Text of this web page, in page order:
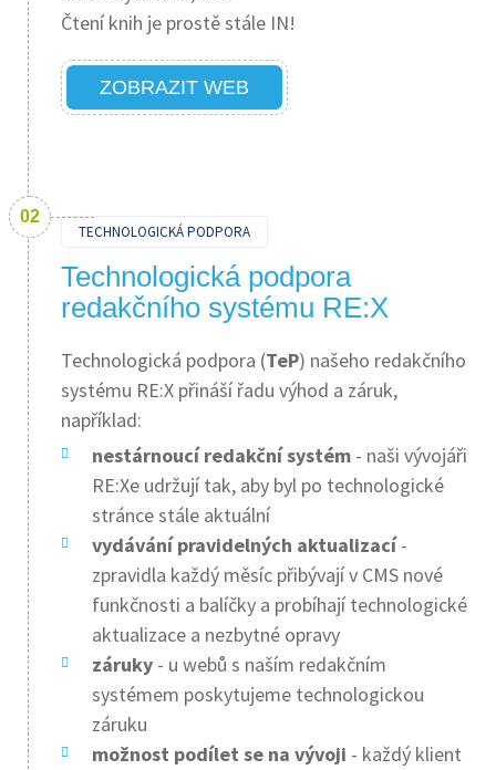
Čtení knih je prostě stále IN!
ZOBRAZIT WEB
TECHNOLOGICKÁ PODPORA
Technologická podpora
redakčního systému RE:X
Technologická podpora (TeP) našeho redakčního
systému RE:X přináší řadu výhod a záruk,
například:
nestárnoucí redakční systém - naši vývojáři
RE:Xe udržují tak, aby byl po technologické
stránce stále aktuální
vydávání pravidelných aktualizací-
zpravidla každý měsíc přibývají v CMS nové
funkčnosti a balíčky a probíhají technologické
aktualizace a nezbytné opravy
záruky - u webů s naším redakčním
systémem poskytujeme technologickou
záruku
možnost podílet se na vývoji - každý klient